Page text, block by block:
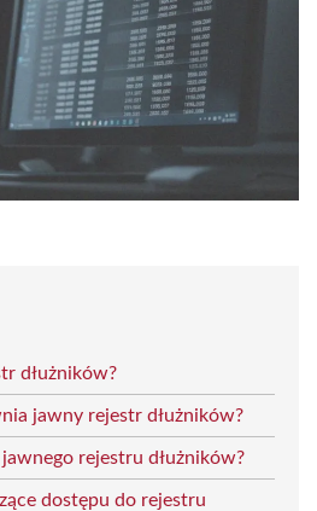
dłużników?
jawny rejestr dłużników?
rejestru dłużników?
dostępu do rejestru